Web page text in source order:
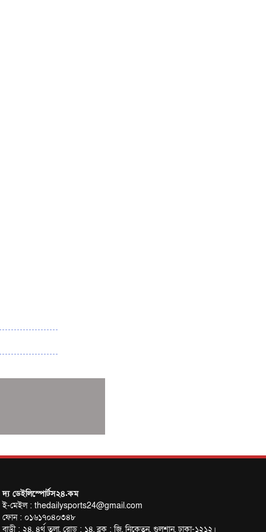
ঐতিহাসিক জয় নারী হকি দলের
আচরণবিধি লঙ্ঘনে শাস্তি পেলেন নাহিদা ও
কাফু
সিরিজ নির্ধারণী ম্যাচে আজ ওয়ানডেতে
দ্য ডেইলিস্পোর্টস২৪.কম
ই-মেইল : thedailysports24@gmail.com
ফোন : ০১৬১৭০৪০৩৪৮
বাড়ী : ২৪, ৪র্থ তলা, রোড : ১৪, ব্লক : জি, নিকেতন, গুলশান, ঢাকা-১২১২।